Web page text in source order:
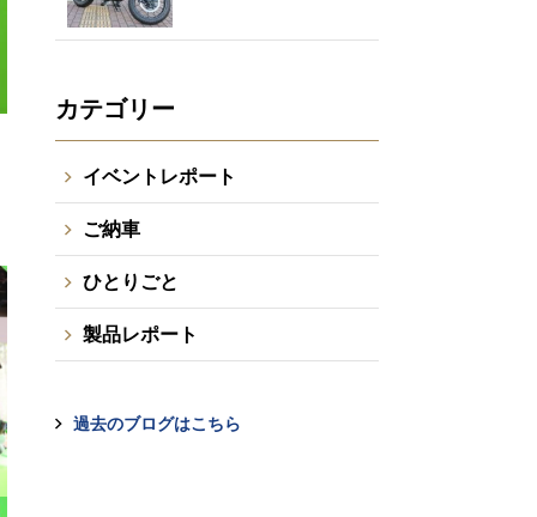
カテゴリー
イベントレポート
ご納車
ひとりごと
製品レポート
過去のブログはこちら